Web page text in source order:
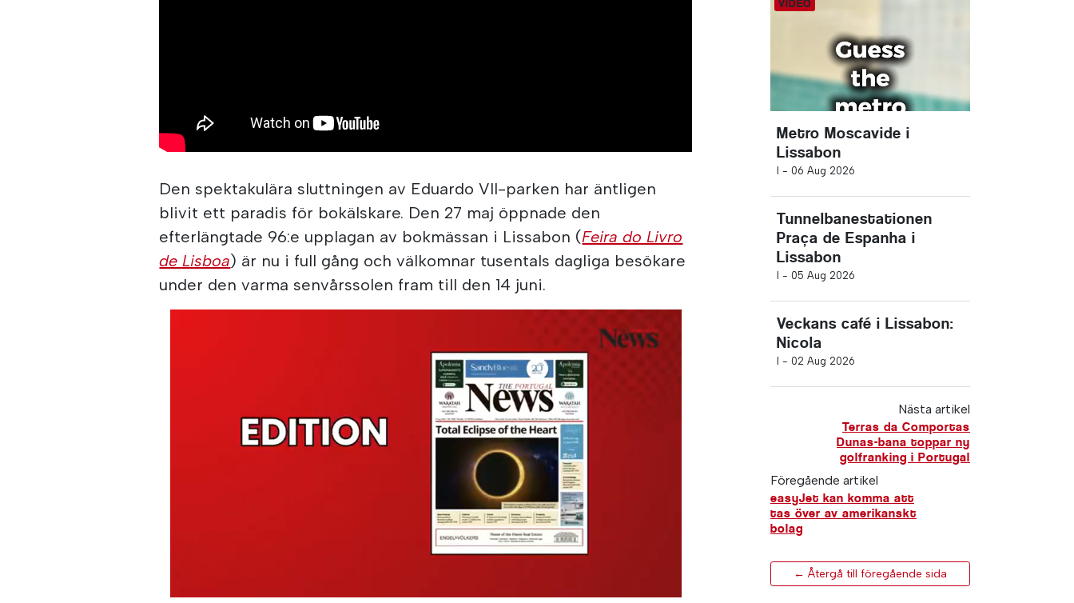
Den spektakulära sluttningen av Eduardo VII-parken har äntligen
blivit ett paradis för bokälskare. Den 27 maj öppnade den
efterlängtade 96:e upplagan av bokmässan i Lissabon (Feira do Livro
de Lisboa) är nu i full gång och välkomnar tusentals dagliga besökare
under den varma senvårssolen fram till den 14 juni.
Metro Moscavide i
Lissabon
I - 06 Aug 2026
Tunnelbanestationen
Praça de Espanha i
Lissabon
I - 05 Aug 2026
Veckans café i Lissabon:
Nicola
I - 02 Aug 2026
Nästa artikel
Terras da Comportas
Dunas-bana toppar ny
golfranking i Portugal
Föregående artikel
easyJet kan komma att
tas över av amerikanskt
bolag
← Återgå till föregående sida